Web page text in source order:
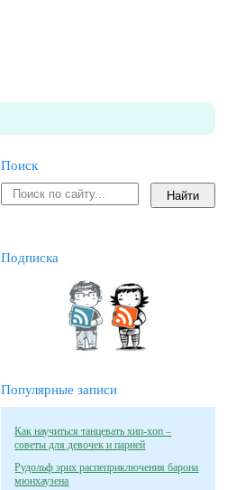
Поиск
Подписка
Популярные записи
Как научиться танцевать хип-хоп –
советы для девочек и парней
Рудольф эрих распеприключения барона
мюнхаузена